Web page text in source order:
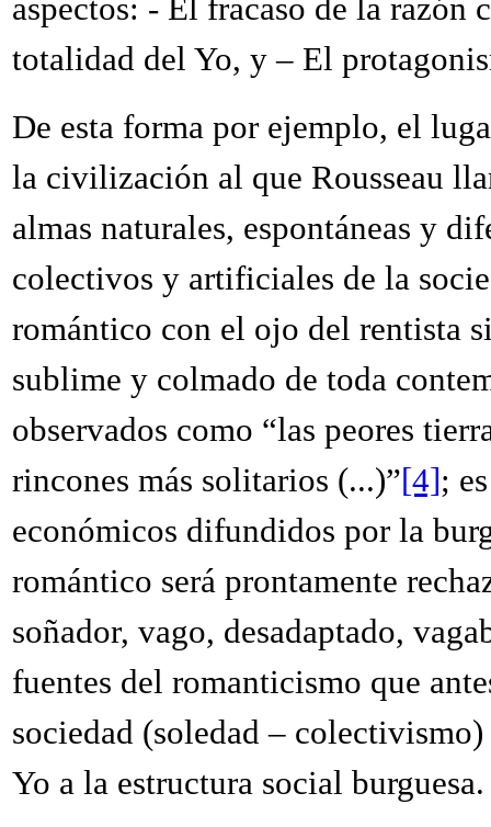
aspectos: - El fracaso de la
totalidad del Yo, y – El
De esta forma por ejemplo, el
la civilización al que Rousseau
almas naturales, espontáneas y
colectivos y artificiales de la
romántico con el ojo del rentista
sublime y colmado de toda
observados como “las peores
rincones más solitarios (...)”[4];
económicos difundidos por la
romántico será prontamente
soñador, vago, desadaptado,
fuentes del romanticismo que
sociedad (soledad –
Yo a la estructura social burguesa.